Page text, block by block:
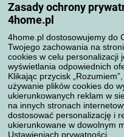
Zasady ochrony
4home.pl
4home.pl dostosowujemy do
Twojego zachowania na
cookies w celu personalizacji
wyświetlania odpowiednich
Klikając przycisk
używanie plików cookies do
ukierunkowanych reklam w
na innych stronach
dostosować personalizację i
ukierunkowane w dowolnym
Ustawieniach prywatności
Zasady przetwarzania recenzji
Sposoby transportu
Metody płatności
Niezawodny sklep